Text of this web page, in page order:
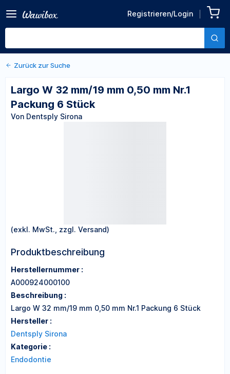
Registrieren/Login
mm Nr.1 Packung 6 Stück
Von Dentsply Sirona
Zurück zu den Produktdetails
Zurück zur Suche
Largo W 32 mm/19 mm 0,50 mm Nr.1
Packung 6 Stück
Von Dentsply Sirona
(exkl. MwSt., zzgl. Versand)
Produktbeschreibung
Herstellernummer :
A000924000100
Beschreibung :
Largo W 32 mm/19 mm 0,50 mm Nr.1 Packung 6 Stück
Hersteller :
Dentsply Sirona
Kategorie :
Endodontie